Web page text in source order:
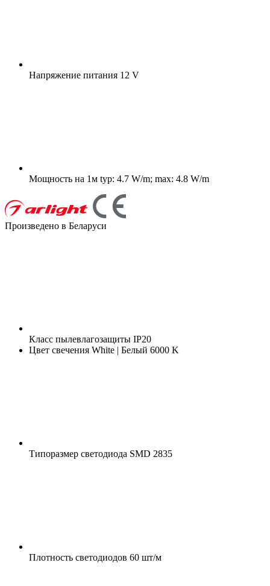
Напряжение питания 12 V
Мощность на 1м typ: 4.7 W/m; max: 4.8 W/m
Произведено в Беларуси
Класс пылевлагозащиты IP20
Цвет свечения White | Белый 6000 K
Типоразмер светодиода SMD 2835
Плотность светодиодов 60 шт/м